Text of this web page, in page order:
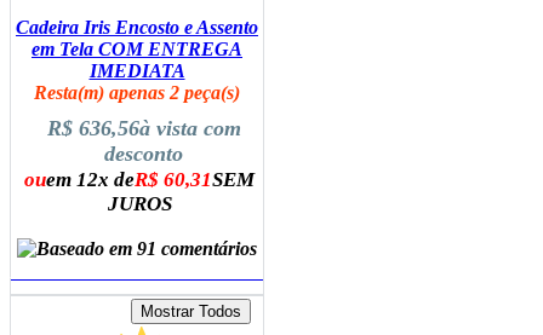
Cadeira Iris Encosto e Assento
em Tela COM ENTREGA
IMEDIATA
Resta(m) apenas 2 peça(s)
R$ 636,56à vista com
desconto
ouem 12x deR$ 60,31SEM
JUROS